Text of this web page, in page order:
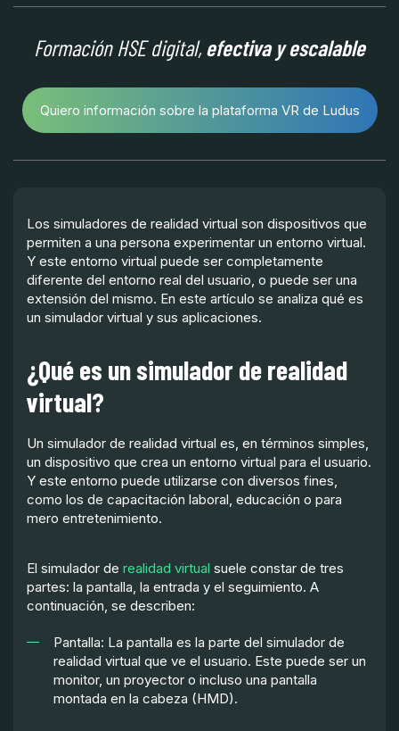
Formación HSE digital,efectiva y escalable
Quiero información sobre la plataforma VR de Ludus
Los simuladores de realidad virtual son dispositivos que
permiten a una persona experimentar un entorno virtual.
Y este entorno virtual puede ser completamente
diferente del entorno real del usuario, o puede ser una
extensión del mismo. En este artículo se analiza qué es
un simulador virtual y sus aplicaciones.
¿Qué es un simulador de realidad
virtual?
Un simulador de realidad virtual es, en términos simples,
un dispositivo que crea un entorno virtual para el usuario.
Y este entorno puede utilizarse con diversos fines,
como los de capacitación laboral, educación o para
mero entretenimiento.
El simulador de realidad virtual suele constar de tres
partes: la pantalla, la entrada y el seguimiento. A
continuación, se describen:
Pantalla: La pantalla es la parte del simulador de
realidad virtual que ve el usuario. Este puede ser un
monitor, un proyector o incluso una pantalla
montada en la cabeza (HMD).